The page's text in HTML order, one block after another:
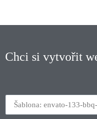
Chci si vytvořit